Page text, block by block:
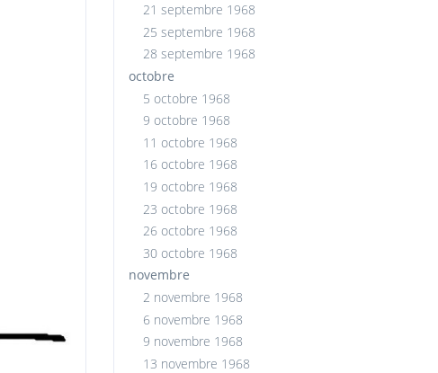
21 septembre 1968
25 septembre 1968
28 septembre 1968
octobre
5 octobre 1968
9 octobre 1968
11 octobre 1968
16 octobre 1968
19 octobre 1968
23 octobre 1968
26 octobre 1968
30 octobre 1968
novembre
2 novembre 1968
6 novembre 1968
9 novembre 1968
13 novembre 1968